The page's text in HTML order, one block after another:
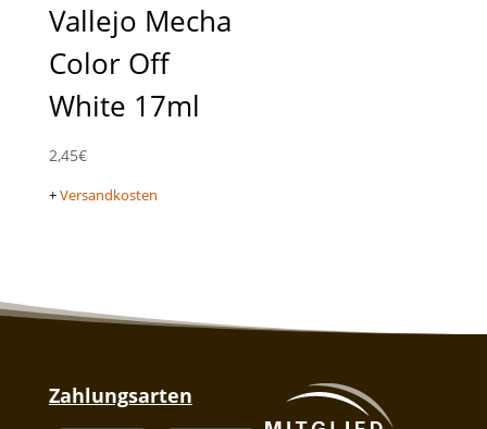
Vallejo Mecha
Color Off
White 17ml
2,45€
+Versandkosten
Zahlungsarten